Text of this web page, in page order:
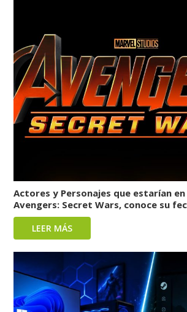
Actores y Personajes que estarían
Avengers: Secret Wars, conoce su
LEER MÁS